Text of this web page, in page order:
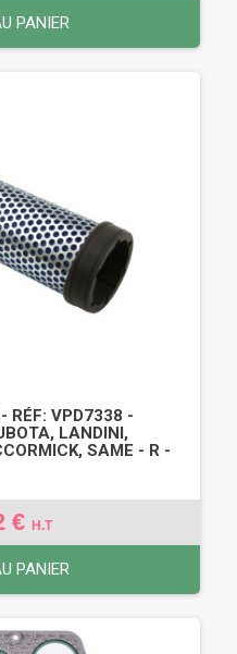
PANIER
RÉF: VPD7338 -
LANDINI,
SAME - R -
€ H.T
PANIER